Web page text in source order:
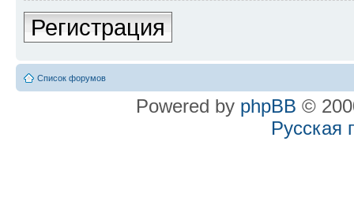
Регистрация
Список форумов
Powered by phpBB ©
Русская